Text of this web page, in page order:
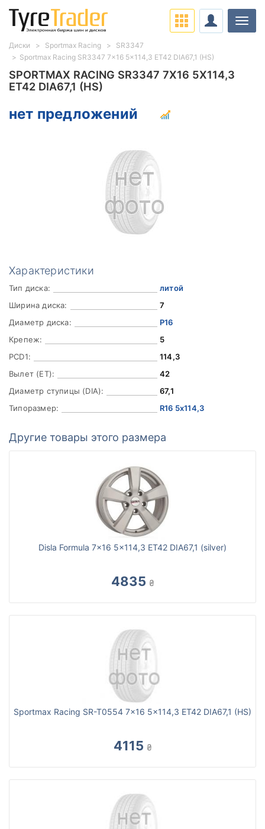
SPORTMAX RACING SR3347 7X16 5X114,3
ET42 DIA67,1 (HS)
нет предложений
Характеристики
Тип диска:
литой
Ширина диска:
7
Диаметр диска:
Р16
Крепеж:
5
PCD1:
114,3
Вылет (ET):
42
Диаметр ступицы (DIA):
67,1
Типоразмер:
R16 5x114,3
Другие товары этого размера
Disla Formula 7x16 5x114,3 ET42 DIA67,1 (silver)
4835 ₴
Sportmax Racing SR-T0554 7x16 5x114,3 ET42 DIA67,1 (HS)
4115 ₴
Диски Sportmax Racing
SR3347
Sportmax Racing SR3347 7x16 5x114,3 ET42 DIA67,1 (HS)